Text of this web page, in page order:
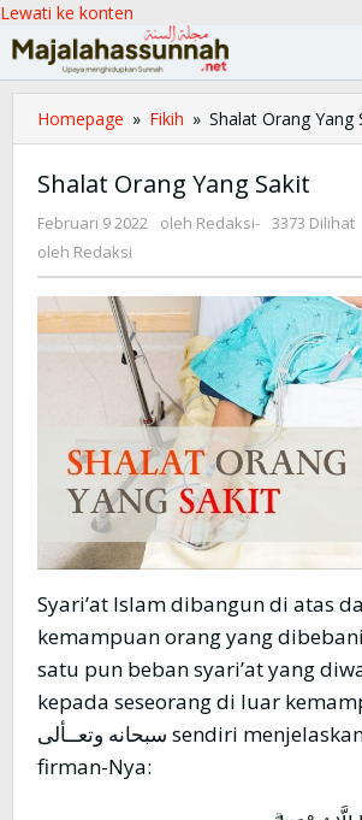
Lewati ke konten
Homepage » Fikih » Shalat Orang Yang
Shalat Orang Yang Sakit
Februari 9 2022 oleh Redaksi- 3373 Dilihat
oleh Redaksi
Syari’at Islam dibangun di atas
kemampuan orang yang
satu pun beban syari’at yang
kepada seseorang di luar
سبحانه وتعــألى sendiri menjelaskan hal ini dalam
firman-Nya: